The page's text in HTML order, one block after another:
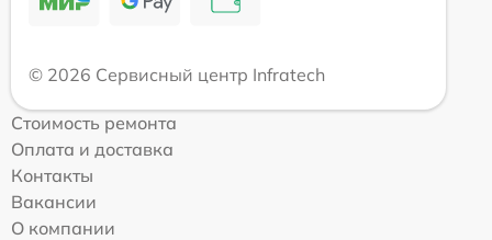
© 2026 Сервисный центр Infratech
Стоимость ремонта
Оплата и доставка
Контакты
Вакансии
О компании